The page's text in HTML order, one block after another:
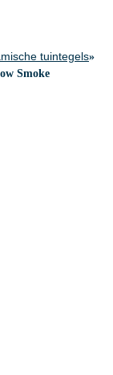
tuintegels»
Smoke